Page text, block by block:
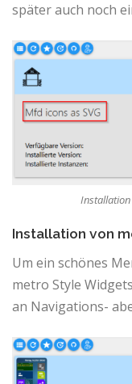
später auch noch
Installation
Installation von
Um ein schönes
metro Style
an Navigations-